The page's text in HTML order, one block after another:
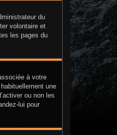
du
volontaire et
les pages du
à votre
une
ou non les
lui pour